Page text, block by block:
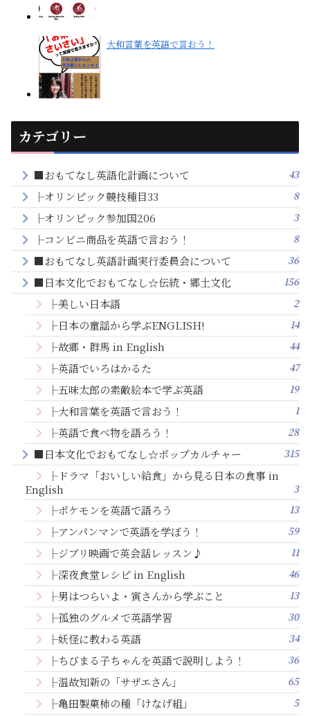
大和言葉を英語で言おう！
カテゴリー
■おもてなし英語化計画について 43
├オリンピック競技種目33 8
├オリンピック参加国206 3
├コンビニ商品を英語で言おう！ 8
■おもてなし英語計画実行委員会について 36
■日本文化でおもてなし☆伝統・郷土文化 156
├美しい日本語 2
├日本の童謡から学ぶENGLISH! 14
├故郷・群馬 in English 44
├英語でいろはかるた 47
├五味太郎の素敵絵本で学ぶ英語 19
├大和言葉を英語で言おう！ 1
├英語で食べ物を語ろう！ 28
■日本文化でおもてなし☆ポップカルチャー 315
├ドラマ「おいしい給食」から見る日本の食事 in
English
3
├ポケモンを英語で語ろう 13
├アンパンマンで英語を学ぼう！ 59
├ジブリ映画で英会話レッスン♪ 11
├深夜食堂レシピ in English 46
├男はつらいよ・寅さんから学ぶこと 13
├孤独のグルメで英語学習 30
├妖怪に教わる英語 34
├ちびまる子ちゃんを英語で説明しよう！ 36
├温故知新の「サザエさん」 65
├亀田製菓柿の種「けなげ組」 5